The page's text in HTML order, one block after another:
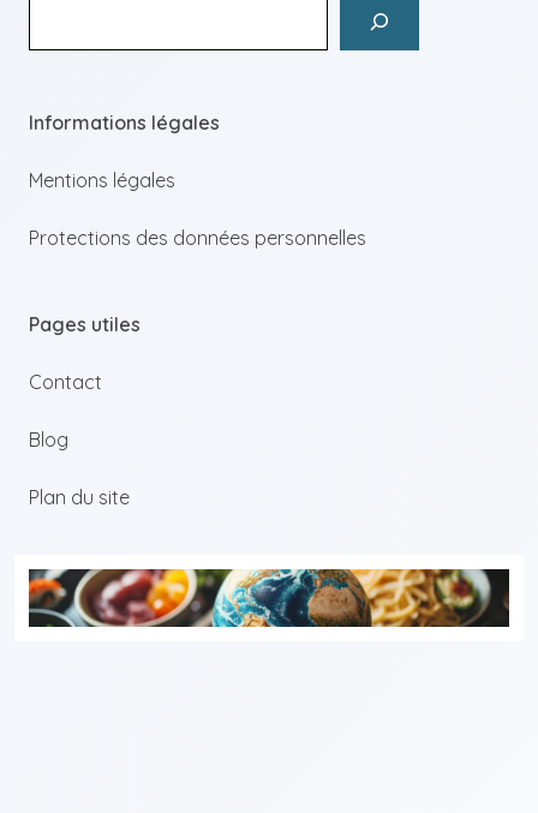
Informations légales
Mentions légales
Protections des données personnelles
Pages utiles
Contact
Blog
Plan du site